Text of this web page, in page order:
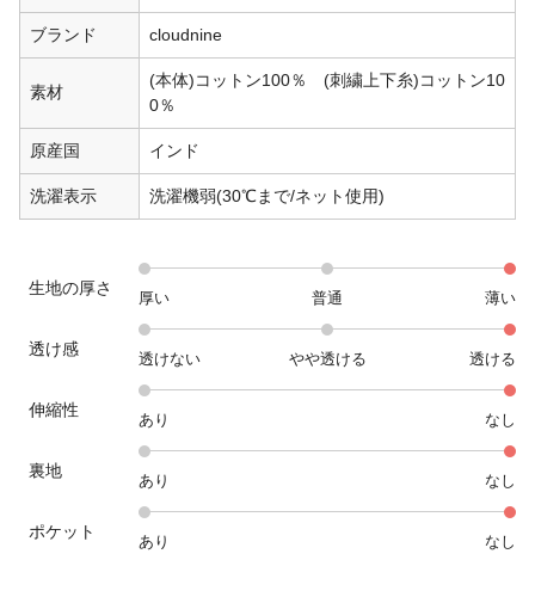
ブランド cloudnine
素材
(本体)コットン100％ (刺繍上下糸)コットン10
0％
原産国 インド
洗濯表示 洗濯機弱(30℃まで/ネット使用)
生地の厚さ
厚い 普通 薄い
透け感
透けない やや透ける 透ける
伸縮性
あり なし
裏地
あり なし
ポケット
あり なし